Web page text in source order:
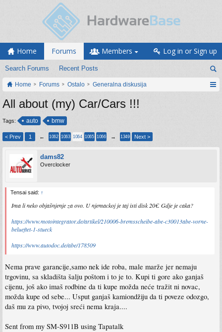
Home Forums
Search Forums Recent Posts
Members Log in or Sign up
Home Forums Ostalo Generalna diskusija
All about (my) Car/Cars !!!
Tags: auto bmw
< Prev 1 ← 1062 1063 1064 1065 1066 → 1349 Next >
dams82
Overclocker
Tensai said: ↑
Ima li neko objašnjenje za ovo. U njemackoj je taj isti disk 20€. Gdje je caka?
https://www.motointegrator.de/artikel/210006-bremsscheibe-abe-c30013abe-vorne-
belueftet-1-stueck
https://www.autodoc.de/abe/178509
Nema prave garancije,samo nek ide roba, male marže jer nemaju
trgovinu, sa skladišta šalju poštom i to je to. Kupi ti gore ako ganjaš
cijenu, još ako imaš rodbine da ti kupe možda neće tražit ni novac,
možda kupe od sebe... Usput ganjaš kamiondžiju da ti poveze odozgo,
daš mu za pivo, tvojoj sreći nema kraja....
Sent from my SM-S911B using Tapatalk